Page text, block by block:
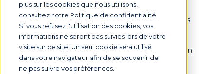
plus sur les cookies que nous utilisons,
consultez notre Politique de confidentialité.
Si vous refusez l'utilisation des cookies, vos
informations ne seront pas suivies lors de votre
visite sur ce site. Un seul cookie sera utilisé
dans votre navigateur afin de se souvenir de
ne pas suivre vos préférences.
ELOFICASH est unlogiciel de gestion du poste
clients. Il vous permet d’optimiser votre processus
de recouvrement des créances commerciales.
Aujourd’hui, nous vous proposons un article qui
présente 9 avantages apportés par l’utilisation d’un
logiciel de gestion des créances clients :